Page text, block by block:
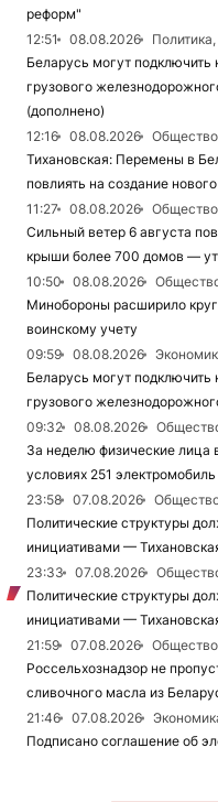
реформ"
12:51
08.08.2026
Беларусь могут подключить
грузового
(дополнено)
12:16
08.08.2026
Тихановская: Перемены в
повлиять на создание
11:27
08.08.2026
Общество
Сильный ветер 6 августа
крыши более 700 домов —
10:50
08.08.2026
Минобороны расширило
воинскому учету
09:59
08.08.2026
Беларусь могут подключить
грузового
09:32
08.08.2026
За неделю физические лица
условиях 251 электромобиль
23:58
07.08.2026
Политические структуры
инициативами —
23:33
07.08.2026
Политические структуры
инициативами —
21:59
07.08.2026
Общество
Россельхознадзор не
сливочного масла из
21:46
07.08.2026
Подписано соглашение об